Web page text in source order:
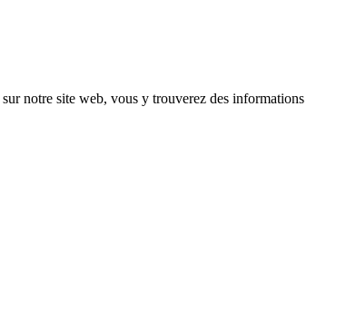
sur notre site web, vous y trouverez des informations